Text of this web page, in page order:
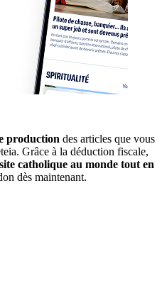
production des articles que vous
Grâce à la déduction fiscale,
catholique au monde tout en
dès maintenant.